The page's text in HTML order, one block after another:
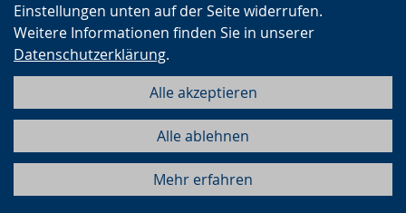
Einstellungen unten auf der Seite widerrufen.
Weitere Informationen finden Sie in unserer
Datenschutzerklärung.
Alle akzeptieren
Alle ablehnen
Mehr erfahren